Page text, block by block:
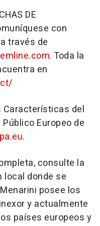
DE
con
través de
. Toda la
en
Características del
Europeo de
.
consulte la
donde se
posee los
y actualmente
países europeos y